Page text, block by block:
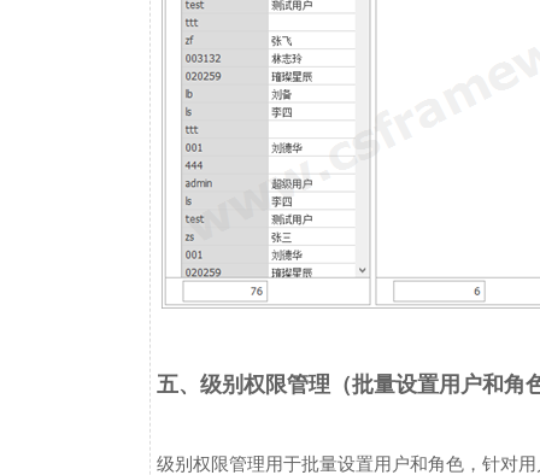
五、级别权限管理（批量设置用户和角
级别权限管理用于批量设置用户和角色，针对